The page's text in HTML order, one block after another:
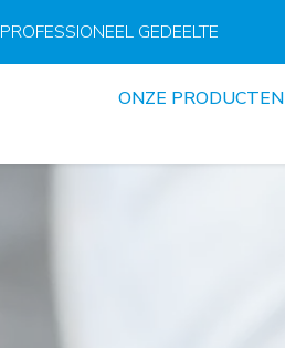
PROFESSIONEEL GEDEELTE
ONZE PRODUCTEN